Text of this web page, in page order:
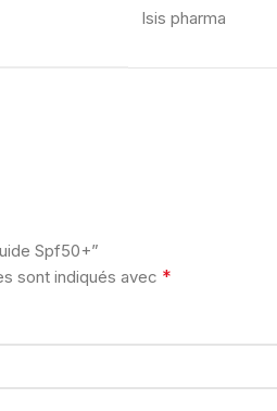
Isis pharma
Spf50+”
sont indiqués avec *